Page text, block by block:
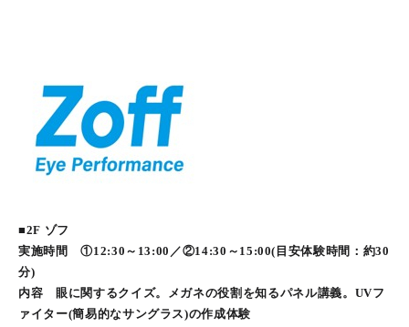
■2F ゾフ
実施時間 ①12:30～13:00／②14:30～15:00(目安体験時間：約30
分)
内容 眼に関するクイズ。メガネの役割を知るパネル講義。UVフ
ァイター(簡易的なサングラス)の作成体験